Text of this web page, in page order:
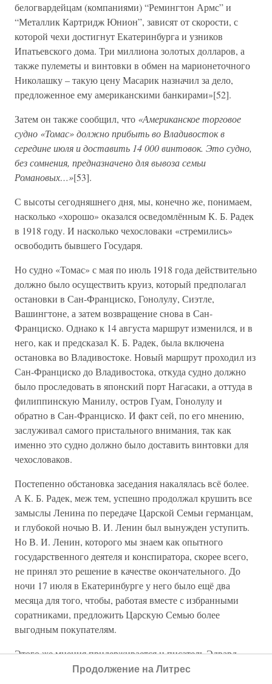
белогвардейцам (компаниями) “Ремингтон Армс” и
“Металлик Картридж Юнион”, зависят от скорости, с
которой чехи достигнут Екатеринбурга и узников
Ипатьевского дома. Три миллиона золотых долларов, а
также пулеметы и винтовки в обмен на марионеточного
Николашку – такую цену Масарик назначил за дело,
предложенное ему американскими банкирами»[52].
Затем он также сообщил, что «Американское торговое
судно «Томас» должно прибыть во Владивосток в
середине июля и доставить 14 000 винтовок. Это судно,
без сомнения, предназначено для вывоза семьи
Романовых…»[53].
С высоты сегодняшнего дня, мы, конечно же, понимаем,
насколько «хорошо» оказался осведомлённым К. Б. Радек
в 1918 году. И насколько чехословаки «стремились»
освободить бывшего Государя.
Но судно «Томас» с мая по июль 1918 года действительно
должно было осуществить круиз, который предполагал
остановки в Сан-Франциско, Гонолулу, Сиэтле,
Вашингтоне, а затем возвращение снова в Сан-
Франциско. Однако к 14 августа маршрут изменился, и в
него, как и предсказал К. Б. Радек, была включена
остановка во Владивостоке. Новый маршрут проходил из
Сан-Франциско до Владивостока, откуда судно должно
было проследовать в японский порт Нагасаки, а оттуда в
филиппинскую Манилу, остров Гуам, Гонолулу и
обратно в Сан-Франциско. И факт сей, по его мнению,
заслуживал самого пристального внимания, так как
именно это судно должно было доставить винтовки для
чехословаков.
Постепенно обстановка заседания накалялась всё более.
А К. Б. Радек, меж тем, успешно продолжал крушить все
замыслы Ленина по передаче Царской Семьи германцам,
и глубокой ночью В. И. Ленин был вынужден уступить.
Но В. И. Ленин, которого мы знаем как опытного
государственного деятеля и конспиратора, скорее всего,
не принял это решение в качестве окончательного. До
ночи 17 июля в Екатеринбурге у него было ещё два
месяца для того, чтобы, работая вместе с избранными
соратниками, предложить Царскую Семью более
выгодным покупателям.
Этого же мнения придерживается и писатель Эдвард
Радзинский, который считает, что«как всегда в
Продолжение на Литрес